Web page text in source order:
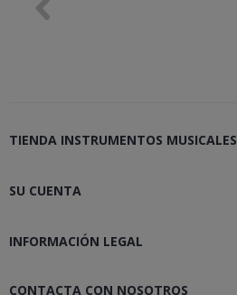
TIENDA INSTRUMENTOS MUSICALES
SU CUENTA
INFORMACIÓN LEGAL
CONTACTA CON NOSOTROS